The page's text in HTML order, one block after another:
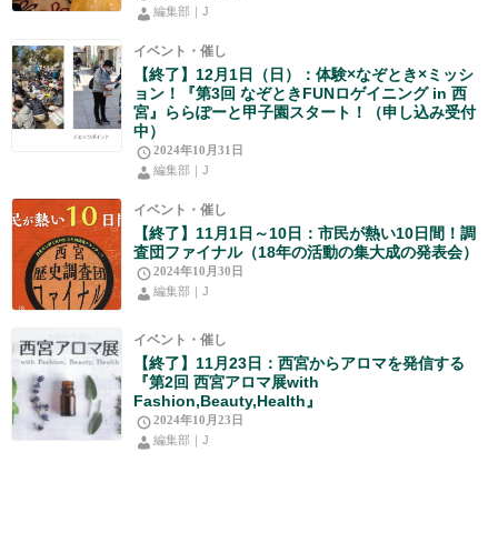
編集部｜J
イベント・催し
【終了】12月1日（日）：体験×なぞとき×ミッシ
ョン！『第3回 なぞときFUNロゲイニング in 西
宮』ららぽーと甲子園スタート！（申し込み受付
中）
2024年10月31日
編集部｜J
イベント・催し
【終了】11月1日～10日：市民が熱い10日間！調
査団ファイナル（18年の活動の集大成の発表会）
2024年10月30日
編集部｜J
イベント・催し
【終了】11月23日：西宮からアロマを発信する
『第2回 西宮アロマ展with
Fashion,Beauty,Health』
2024年10月23日
編集部｜J